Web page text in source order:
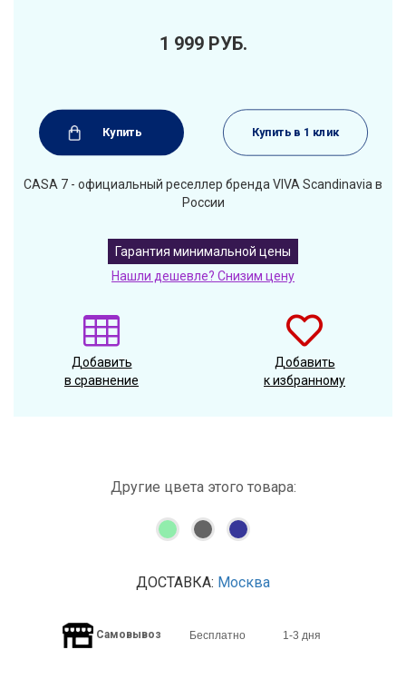
1 999 РУБ.
Купить Купить в 1 клик
CASA 7 - официальный реселлер бренда VIVA Scandinavia в
России
Гарантия минимальной цены
Нашли дешевле? Снизим цену
Добавить
в сравнение
Добавить
к избранному
Другие цвета этого товара:
ДОСТАВКА: Москва
Самовывоз Бесплатно 1-3 дня